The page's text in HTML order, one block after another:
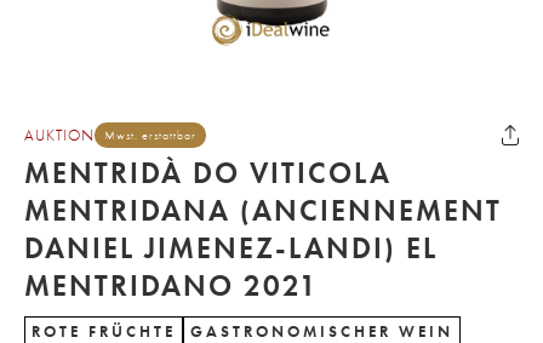
AUKTION Mwst. erstattbar
MENTRIDÀ DO VITICOLA
MENTRIDANA (ANCIENNEMENT
DANIEL JIMENEZ-LANDI) EL
MENTRIDANO 2021
ROTE FRÜCHTE
GASTRONOMISCHER WEIN